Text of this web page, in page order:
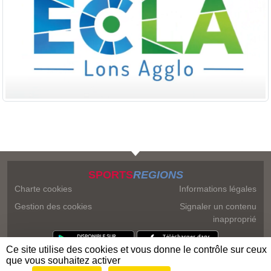
SPORTSREGIONS
Charte cookies
Gestion des cookies
Informations légales
Signaler un contenu
inapproprié
Ce site utilise des cookies et vous donne le contrôle sur ceux
que vous souhaitez activer